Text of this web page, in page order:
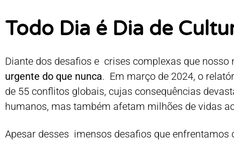
Todo Dia é Dia de
Diante dos desafios e crises complexas que nosso
urgente do que nunca. Em março de 2024, o
de 55 conflitos globais, cujas consequências
humanos, mas também afetam milhões de vidas
Apesar desses imensos desafios que enfrentamos